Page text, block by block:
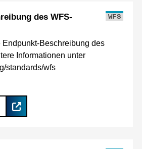
des WFS-
WFS
Endpunkt-Beschreibung des
Informationen unter
standards/wfs